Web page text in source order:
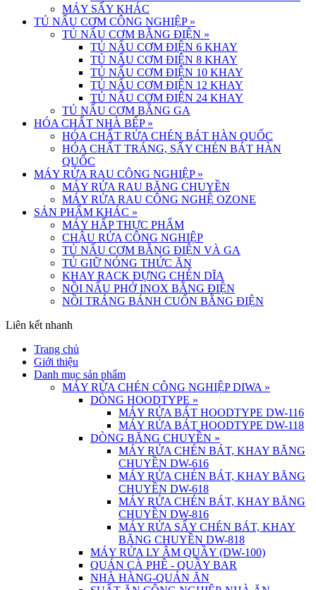
MÁY SẤY KHÁC
TỦ NẤU CƠM CÔNG NGHIỆP »
TỦ NẤU CƠM BẰNG ĐIỆN »
TỦ NẤU CƠM ĐIỆN 6 KHAY
TỦ NẤU CƠM ĐIỆN 8 KHAY
TỦ NẤU CƠM ĐIỆN 10 KHAY
TỦ NẤU CƠM ĐIỆN 12 KHAY
TỦ NẤU CƠM ĐIỆN 24 KHAY
TỦ NẤU CƠM BẰNG GA
HÓA CHẤT NHÀ BẾP »
HÓA CHẤT RỬA CHÉN BÁT HÀN QUỐC
HÓA CHẤT TRÁNG, SẤY CHÉN BÁT HÀN
QUỐC
MÁY RỬA RAU CÔNG NGHIỆP »
MÁY RỬA RAU BĂNG CHUYỀN
MÁY RỬA RAU CÔNG NGHỆ OZONE
SẢN PHẨM KHÁC »
MÁY HẤP THỰC PHẨM
CHẬU RỬA CÔNG NGHIỆP
TỦ NẤU CƠM BẰNG ĐIỆN VÀ GA
TỦ GIỮ NÓNG THỨC ĂN
KHAY RACK ĐỰNG CHÉN DĨA
NỒI NẤU PHỞ INOX BẰNG ĐIỆN
NỒI TRÁNG BÁNH CUỐN BẰNG ĐIỆN
Liên kết nhanh
Trang chủ
Giới thiệu
Danh mục sản phẩm
MÁY RỬA CHÉN CÔNG NGHIỆP DIWA »
DÒNG HOODTYPE »
MÁY RỬA BÁT HOODTYPE DW-116
MÁY RỬA BÁT HOODTYPE DW-118
DÒNG BĂNG CHUYỀN »
MÁY RỬA CHÉN BÁT, KHAY BĂNG
CHUYỀN DW-616
MÁY RỬA CHÉN BÁT, KHAY BĂNG
CHUYỀN DW-618
MÁY RỬA CHÉN BÁT, KHAY BĂNG
CHUYỀN DW-816
MÁY RỬA SẤY CHÉN BÁT, KHAY
BĂNG CHUYỀN DW-818
MÁY RỬA LY ÂM QUẦY (DW-100)
QUÁN CÀ PHÊ - QUẦY BAR
NHÀ HÀNG-QUÁN ĂN